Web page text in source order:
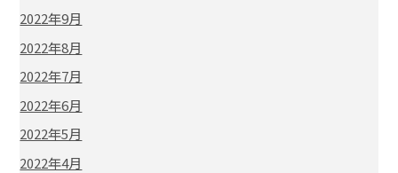
2022年9月
2022年8月
2022年7月
2022年6月
2022年5月
2022年4月